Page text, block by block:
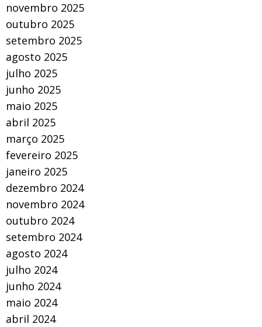
novembro 2025
outubro 2025
setembro 2025
agosto 2025
julho 2025
junho 2025
maio 2025
abril 2025
março 2025
fevereiro 2025
janeiro 2025
dezembro 2024
novembro 2024
outubro 2024
setembro 2024
agosto 2024
julho 2024
junho 2024
maio 2024
abril 2024